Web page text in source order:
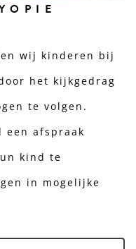
wij kinderen bij
het kijkgedrag
te volgen.
een afspraak
kind te
in mogelijke